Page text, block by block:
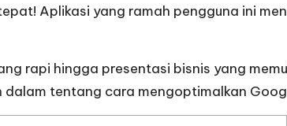
Aplikasi yang ramah pengguna ini
rapi hingga presentasi bisnis yang
dalam tentang cara mengoptimalkan